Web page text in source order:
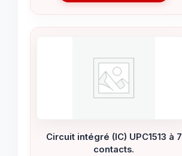
Circuit intégré (IC) UPC1513 à 7
contacts.